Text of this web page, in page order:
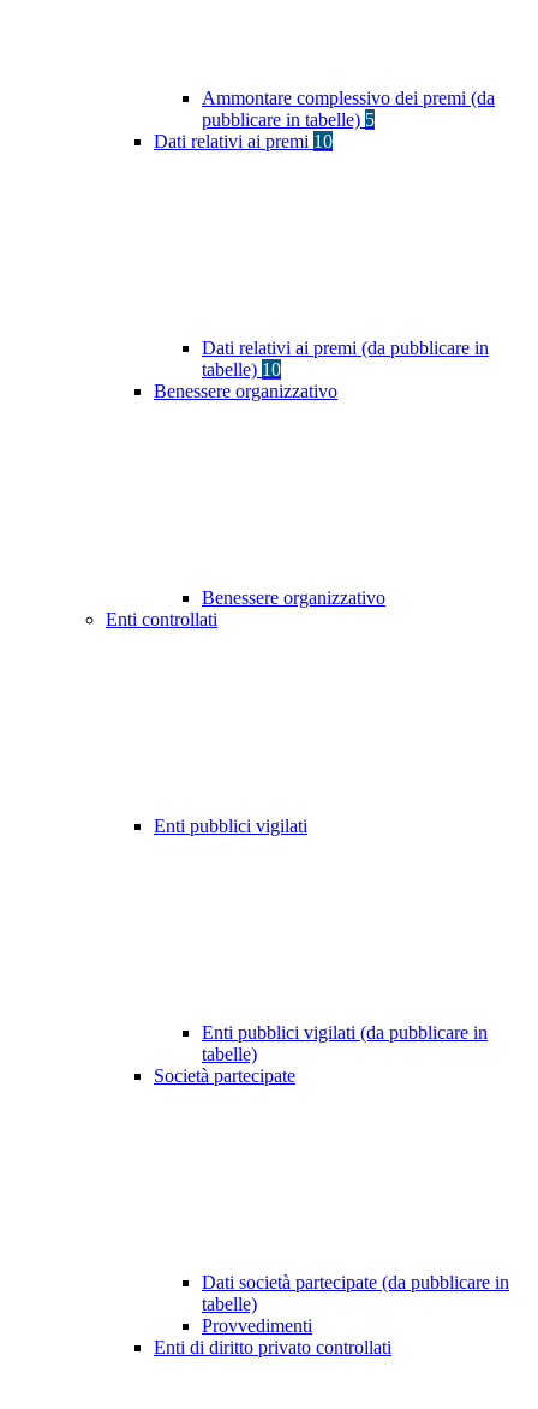
Ammontare complessivo dei premi (da
pubblicare in tabelle) 5
Dati relativi ai premi 10
Dati relativi ai premi (da pubblicare in
tabelle) 10
Benessere organizzativo
Benessere organizzativo
Enti controllati
Enti pubblici vigilati
Enti pubblici vigilati (da pubblicare in
tabelle)
Società partecipate
Dati società partecipate (da pubblicare in
tabelle)
Provvedimenti
Enti di diritto privato controllati